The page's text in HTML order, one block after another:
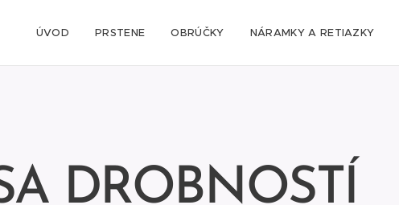
ÚVOD PRSTENE OBRÚČKY NÁRAMKY A RETIAZKY
DROBNOSTÍ